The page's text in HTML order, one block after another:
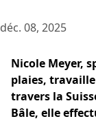
déc. 08, 2025
Nicole Meyer,
plaies,
travers la
Bâle, elle